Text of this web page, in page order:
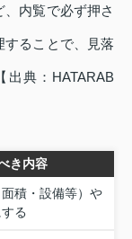
内覧で必ず押さ
することで、見落
典：HATARAB
き内容
積・設備等）や
る